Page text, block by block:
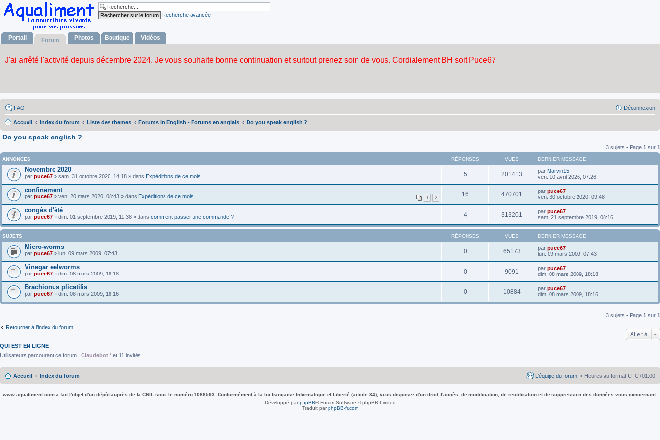
Recherche avancée
Portail Forum Photos Boutique Vidéos
FAQ Déconnexion
Accueil Index du forum Liste des themes Forums in English - Forums en anglais Do you speak english ?
Do you speak english ?
3 sujets • Page 1 sur 1
ANNONCES RÉPONSES VUES DERNIER MESSAGE
Novembre 2020
par puce67 » sam. 31 octobre 2020, 14:18 » dans Expéditions de ce mois 5 201413 par Marvin15
ven. 10 avril 2026, 07:26
confinement
1 2
par puce67 » ven. 20 mars 2020, 08:43 » dans Expéditions de ce mois 16 470701 par puce67
ven. 30 octobre 2020, 09:48
congès d'été
par puce67 » dim. 01 septembre 2019, 11:38 » dans comment passer une commande ? 4 313201 par puce67
sam. 21 septembre 2019, 08:16
SUJETS RÉPONSES VUES DERNIER MESSAGE
Micro-worms
par puce67 » lun. 09 mars 2009, 07:43 0 65173 par puce67
lun. 09 mars 2009, 07:43
Vinegar eelworms
par puce67 » dim. 08 mars 2009, 18:18 0 9091 par puce67
dim. 08 mars 2009, 18:18
Brachionus plicatilis
par puce67 » dim. 08 mars 2009, 18:16 0 10884 par puce67
dim. 08 mars 2009, 18:16
3 sujets • Page 1 sur 1
Retourner à l’index du forum
Aller à
QUI EST EN LIGNE
Utilisateurs parcourant ce forum : Claudebot * et 11 invités
Accueil Index du forum Heures au format UTC+01:00
L’équipe du forum
www.aqualiment.com a fait l'objet d'un dépôt auprès de la CNIL sous le numéro 1088593. Conformément à la loi française Informatique et Liberté (article 34), vous disposez d'un droit d'accès, de modification, de rectification et de suppression des données vous concernant.
Développé parphpBB® Forum Software © phpBB Limited
Traduit parphpBB-fr.com